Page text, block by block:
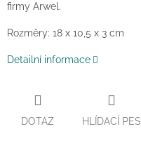
firmy Arwel.
Rozměry: 18 x 10,5 x 3 cm
Detailní informace
DOTAZ HLÍDACÍ PES